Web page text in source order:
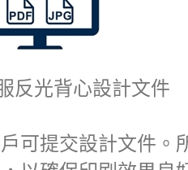
反光背心設計文件
可提交設計文件。